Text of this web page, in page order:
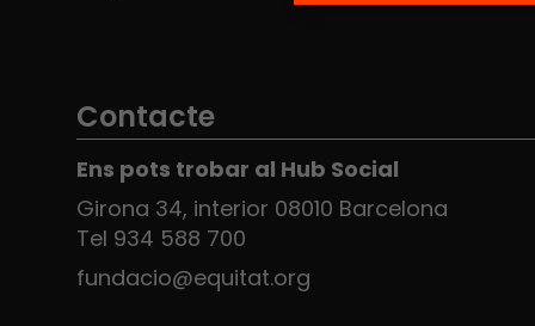
Contacte
Ens pots trobar al Hub Social
Girona 34, interior 08010 Barcelona
Tel 934 588 700
fundacio@equitat.org